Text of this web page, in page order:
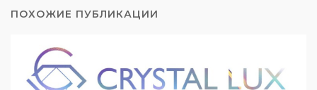
ПОХОЖИЕ ПУБЛИКАЦИИ